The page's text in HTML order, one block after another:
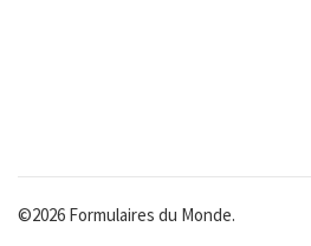
©2026 Formulaires du Monde.